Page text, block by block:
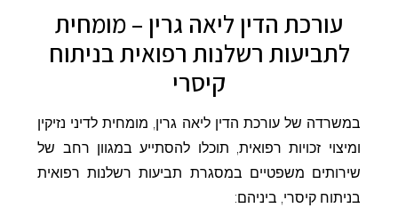
עורכת הדין ליאה גרין – מומחית
לתביעות רשלנות רפואית בניתוח
קיסרי
במשרדה של עורכת הדין ליאה גרין, מומחית לדיני נזיקין
ומיצוי זכויות רפואית, תוכלו להסתייע במגוון רחב של
שירותים משפטיים במסגרת תביעות רשלנות רפואית
בניתוח קיסרי, ביניהם: